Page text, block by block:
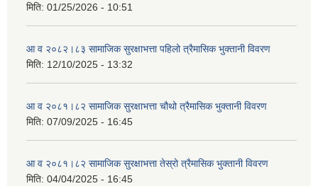
मिति: 01/25/2026 - 10:51
आ व २०८२।८३ सामाजिक सुरक्षाभत्ता पहिलो त्रैमासिक भुक्तानी विवरण
मिति: 12/10/2025 - 13:32
आ व २०८१।८२ सामाजिक सुरक्षाभत्ता चौथो त्रैमासिक भुक्तानी विवरण
मिति: 07/09/2025 - 16:45
आ व २०८१।८२ सामाजिक सुरक्षाभत्ता तेस्रो त्रैमासिक भुक्तानी विवरण
मिति: 04/04/2025 - 16:45